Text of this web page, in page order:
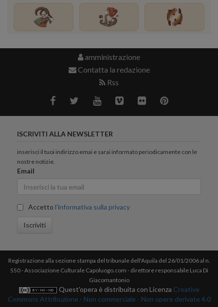
amministrazione
Contatta la redazione
Rss
ISCRIVITI ALLA NEWSLETTER
inserisci il tuoi indirizzo emai e sarai informato periodicamente con le
nostre notizie.
Email
Accetto l'informativa sulla privacy
Iscriviti
Registrazione alla sezione stampa del tribunale dell'Aquila del 26/01/2006 al n.
550 - Associazione Culturale Capoluogo.com - direttore responsabile Luca Di
Giacomantonio
Quest'opera è distribuita con Licenza Creative
Commons Attribuzione - Non commerciale - Non opere derivate 4.0